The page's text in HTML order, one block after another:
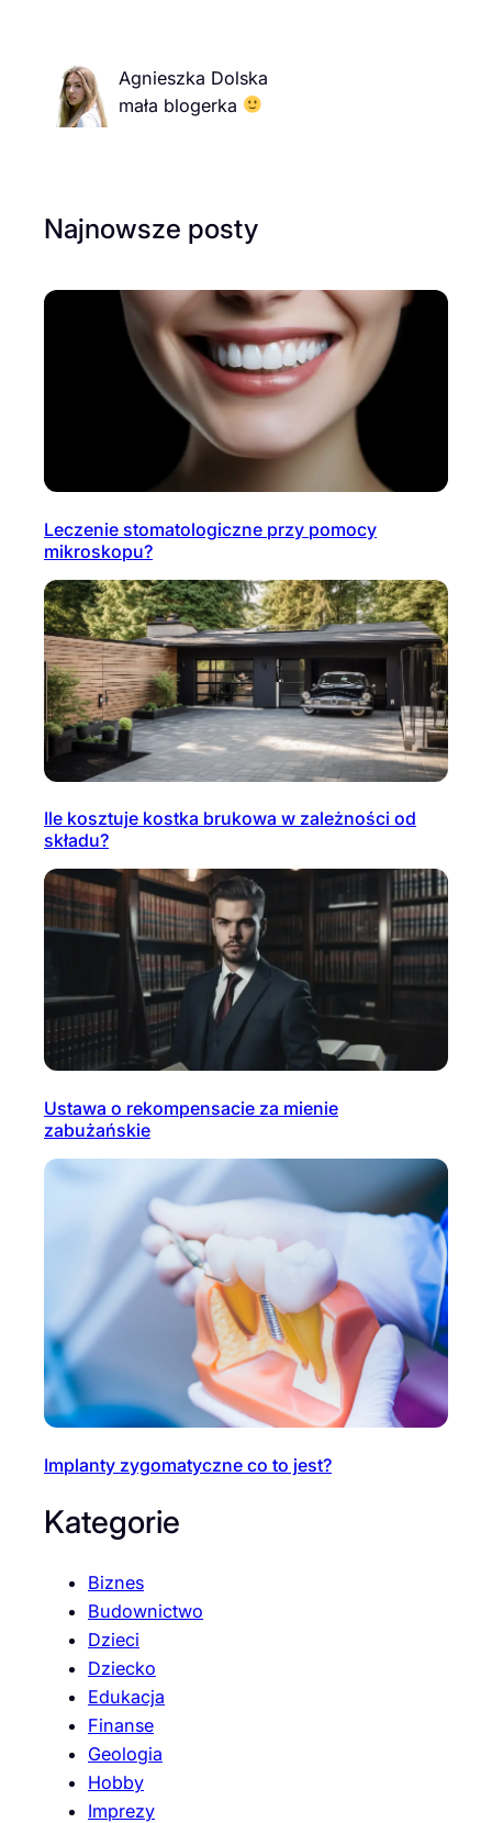
Agnieszka Dolska
mała blogerka
Najnowsze posty
Leczenie stomatologiczne przy pomocy
mikroskopu?
Ile kosztuje kostka brukowa w zależności od
składu?
Ustawa o rekompensacie za mienie
zabużańskie
Implanty zygomatyczne co to jest?
Kategorie
Biznes
Budownictwo
Dzieci
Dziecko
Edukacja
Finanse
Geologia
Hobby
Imprezy